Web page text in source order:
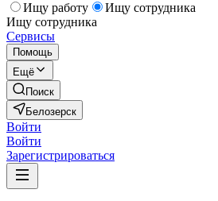
Ищу работу
Ищу сотрудника
Ищу сотрудника
Сервисы
Помощь
Ещё
Поиск
Белозерск
Войти
Войти
Зарегистрироваться